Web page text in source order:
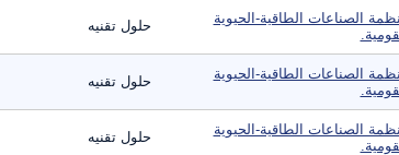
الصناعات الطاقية-الحيوية
حلول تقنيه
الصناعات الطاقية-الحيوية
حلول تقنيه
الصناعات الطاقية-الحيوية
حلول تقنيه